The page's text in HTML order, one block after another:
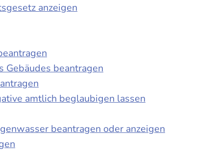
anzeigen
beantragen
amtlich beglaubigen lassen
beantragen oder anzeigen